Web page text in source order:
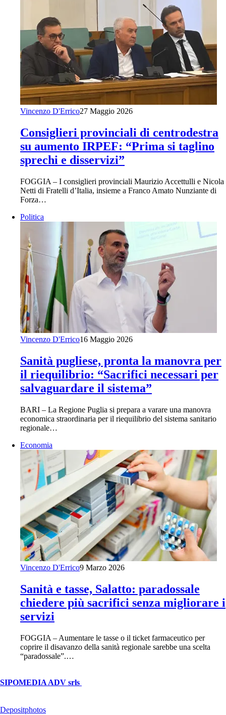
Vincenzo D'Errico27 Maggio 2026
Consiglieri provinciali di centrodestra
su aumento IRPEF: “Prima si taglino
sprechi e disservizi”
FOGGIA – I consiglieri provinciali Maurizio Accettulli e Nicola
Netti di Fratelli d’Italia, insieme a Franco Amato Nunziante di
Forza…
Politica
Vincenzo D'Errico16 Maggio 2026
Sanità pugliese, pronta la manovra per
il riequilibrio: “Sacrifici necessari per
salvaguardare il sistema”
BARI – La Regione Puglia si prepara a varare una manovra
economica straordinaria per il riequilibrio del sistema sanitario
regionale…
Economia
Vincenzo D'Errico9 Marzo 2026
Sanità e tasse, Salatto: paradossale
chiedere più sacrifici senza migliorare i
servizi
FOGGIA – Aumentare le tasse o il ticket farmaceutico per
coprire il disavanzo della sanità regionale sarebbe una scelta
“paradossale”.…
SIPOMEDIA ADV srls
Depositphotos